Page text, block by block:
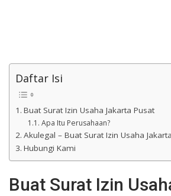
Daftar Isi
Buat Surat Izin Usaha Jakarta Pusat
Apa Itu Perusahaan?
Akulegal – Buat Surat Izin Usaha
Hubungi Kami
Buat Surat Izin